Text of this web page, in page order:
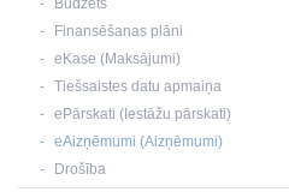
Budžets
Finansēšanas plāni
eKase (Maksājumi)
Tiešsaistes datu apmaiņa
ePārskati (Iestāžu pārskati)
eAizņēmumi (Aizņēmumi)
Drošība